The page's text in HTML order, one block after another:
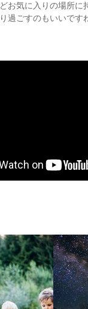
お気に入りの場所に
過ごすのもいいです